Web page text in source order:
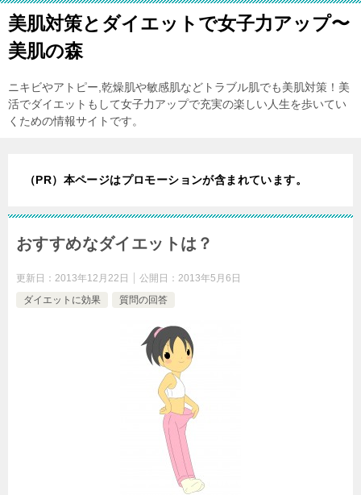
美肌対策とダイエットで女子力アップ〜
美肌の森
ニキビやアトピー,乾燥肌や敏感肌などトラブル肌でも美肌対策！美
活でダイエットもして女子力アップで充実の楽しい人生を歩いてい
くための情報サイトです。
（PR）本ページはプロモーションが含まれています。
おすすめなダイエットは？
更新日： 2013年12月22日 公開日： 2013年5月6日
ダイエットに効果
質問の回答